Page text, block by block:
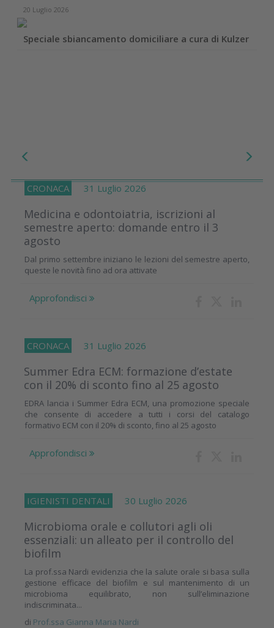
20 Luglio 2026
Speciale sbiancamento domiciliare a cura di Kulzer
CRONACA 31 Luglio 2026
Medicina e odontoiatria, iscrizioni al
semestre aperto: domande entro il 3
agosto
Dal primo settembre iniziano le lezioni del semestre aperto,
queste le novità fino ad ora attivate
Approfondisci
CRONACA 31 Luglio 2026
Summer Edra ECM: formazione d’estate
con il 20% di sconto fino al 25 agosto
EDRA lancia i Summer Edra ECM, una promozione speciale
che consente di accedere a tutti i corsi del catalogo
formativo ECM con il 20% di sconto, fino al 25 agosto
Approfondisci
IGIENISTI DENTALI 30 Luglio 2026
Microbioma orale e collutori agli oli
essenziali: un alleato per il controllo del
biofilm
La prof.ssa Nardi evidenzia che la salute orale si basa sulla
gestione efficace del biofilm e sul mantenimento di un
microbioma equilibrato, non sull’eliminazione
indiscriminata...
di Prof.ssa Gianna Maria Nardi